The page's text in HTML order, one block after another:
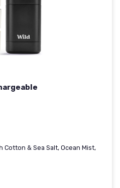
Cotton & Sea Salt, Ocean Mist,